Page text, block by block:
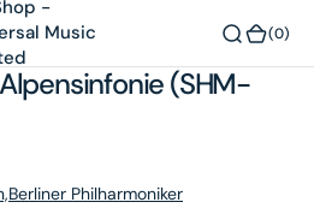
(0)
Alpensinfonie (SHM-
Philharmoniker